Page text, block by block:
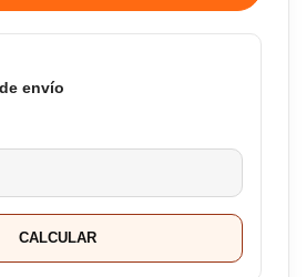
envío
CALCULAR